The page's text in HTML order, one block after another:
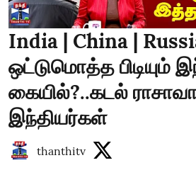
India | China |
ஒட்டுமொத்த பிடியும்
கையில்?..கடல்
இந்தியர்கள்
thanthitv